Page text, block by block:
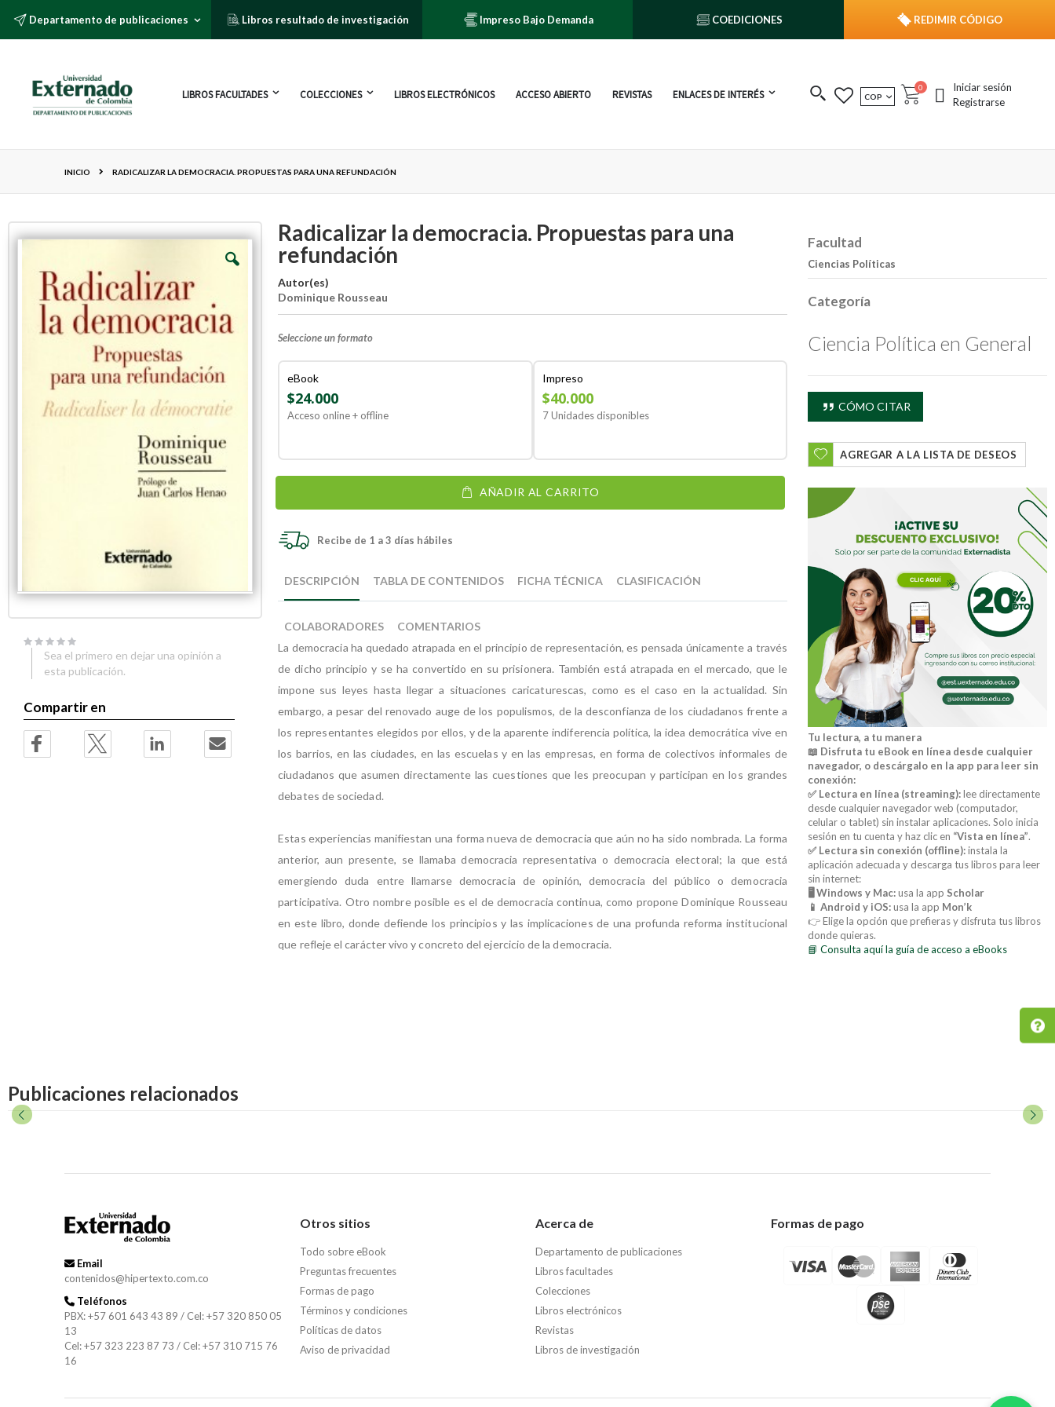
Departamento de publicaciones Libros resultado de investigación Impreso Bajo Demanda COEDICIONES REDIMIR CÓDIGO
LIBROS FACULTADES COLECCIONES LIBROS ELECTRÓNICOS ACCESO ABIERTO REVISTAS ENLACES DE INTERÉS MONEDA
COP Cart
0 publicacionesIniciar sesión
Registrarse
INICIO RADICALIZAR LA DEMOCRACIA. PROPUESTAS PARA UNA REFUNDACIÓN
Radicalizar la democracia. Propuestas para una
refundación
Autor(es)
Dominique Rousseau
Seleccione un formato
eBook
$24.000
Acceso online + offline
Impreso
$40.000
7 Unidades disponibles
AÑADIR AL CARRITO
Recibe de 1 a 3 días hábiles
to
end
the
images
to
beginning
the
images
DESCRIPCIÓN
La democracia ha quedado atrapada en el principio de representación, es pensada únicamente a través
de dicho principio y se ha convertido en su prisionera. También está atrapada en el mercado, que le
impone sus leyes hasta llegar a situaciones caricaturescas, como es el caso en la actualidad. Sin
embargo, a pesar del renovado auge de los populismos, de la desconfianza de los ciudadanos frente a
los representantes elegidos por ellos, y de la aparente indiferencia política, la idea democrática vive en
los barrios, en las ciudades, en las escuelas y en las empresas, en forma de colectivos informales de
ciudadanos que asumen directamente las cuestiones que les preocupan y participan en los grandes
debates de sociedad.
Estas experiencias manifiestan una forma nueva de democracia que aún no ha sido nombrada. La forma
anterior, aun presente, se llamaba democracia representativa o democracia electoral; la que está
emergiendo duda entre llamarse democracia de opinión, democracia del público o democracia
participativa. Otro nombre posible es el de democracia continua, como propone Dominique Rousseau
en este libro, donde defiende los principios y las implicaciones de una profunda reforma institucional
que refleje el carácter vivo y concreto del ejercicio de la democracia.
TABLA DE CONTENIDOS FICHA TÉCNICA CLASIFICACIÓN
COLABORADORES COMENTARIOS
Sea el primero en dejar una opinión a
esta publicación.
Compartir en
Facultad
Ciencias Políticas
Categoría
Ciencia Política en General
CÓMO CITAR
AGREGAR A LA LISTA DE DESEOS
Tu lectura, a tu manera
📖 Disfruta tu eBook en línea desde cualquier
navegador, o descárgalo en la app para leer sin
conexión:
✅ Lectura en línea (streaming):lee directamente
desde cualquier navegador web (computador,
celular o tablet) sin instalar aplicaciones. Solo inicia
sesión en tu cuenta y haz clic en “Vista en línea”.
✅ Lectura sin conexión (offline):instala la
aplicación adecuada y descarga tus libros para leer
sin internet:
🖥️ Windows y Mac:usa la app Scholar
📱 Android y iOS:usa la app Mon’k
👉 Elige la opción que prefieras y disfruta tus libros
donde quieras.
📘 Consulta aquí la guía de acceso a eBooks
Publicaciones relacionados
Email
contenidos@hipertexto.com.co
Teléfonos
PBX: +57 601 643 43 89 / Cel: +57 320 850 05
13
Cel: +57 323 223 87 73 / Cel: +57 310 715 76
16
Otros sitios
Todo sobre eBook
Preguntas frecuentes
Formas de pago
Términos y condiciones
Políticas de datos
Aviso de privacidad
Acerca de
Departamento de publicaciones
Libros facultades
Colecciones
Libros electrónicos
Revistas
Libros de investigación
Formas de pago